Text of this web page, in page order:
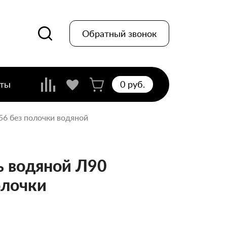
Обратный звонок
0 pуб.
без полочки водяной
водяной Л90